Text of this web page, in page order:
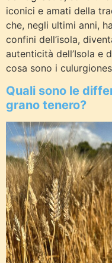
iconici e amati della
che, negli ultimi anni,
confini dell’isola,
autenticità dell’Isola e
cosa sono i
Quali sono le
grano tenero?